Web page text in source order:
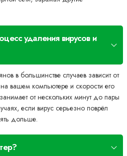
удаления вирусов и
в большинстве случаев зависит от
вашем компьютере и скорости его
от нескольких минут до пары
если вирус серьезно поврёл
дольше.